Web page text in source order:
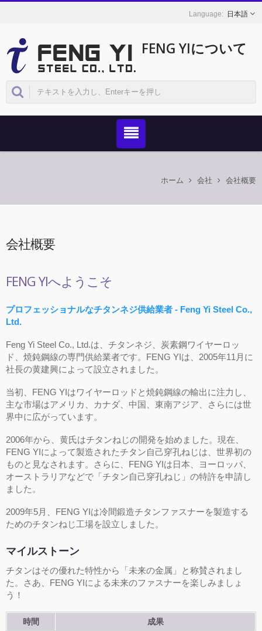
日本語
FENG YIについて
ホーム 会社 会社概要
会社概要
FENG YIへようこそ
プロフェッショナルなチタンネジ供給業者 - Feng Yi Steel Co.,
Ltd.
Feng Yi Steel Co., Ltd.は、チタンネジ、炭素鋼ワイヤーロッ
ド、焼鈍鋼線の専門供給業者です。FENG YIは、2005年11月に
社長の黄建興によって設立されました。
当初、FENG YIはワイヤーロッドと焼鈍鋼線の輸出に注力し、
主な市場はアメリカ、カナダ、中国、東南アジア、さらには世
界中に広がっています。
2006年から、黄氏はチタンねじの開発を始めました。現在、
FENG YIによって製造されたチタン自己穿孔ねじは、世界初の
ものと見なされます。さらに、FENG YIは日本、ヨーロッパ、
オーストラリアなどで「チタン自己穿孔ねじ」の特許を申請し
ました。
2009年5月、FENG YIは冷間鍛造チタンファスナーを製造する
ためのチタンねじ工場を設立しました。
マイルストーン
チタンはその優れた特性から「未来の金属」と称賛されまし
た。さあ、FENG YIによる未来のファスナーを楽しみましょ
う！
時間
成果